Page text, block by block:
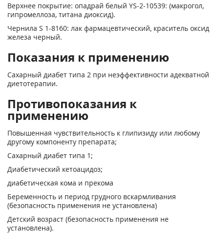
Верхнее покрытие: опадрай белый YS-2-10539: (макрогол,
гипромеллоза, титана диоксид).
Чернила S 1-8160: лак фармацевтический, краситель оксид
железа черный.
Показания к применению
Сахарный диабет типа 2 при неэффективности адекватной
диетотерапии.
Противопоказания к
применению
Повышенная чувствительность к глипизиду или любому
другому компоненту препарата;
Сахарный диабет типа 1;
Диабетический кетоацидоз;
диабетическая кома и прекома
Беременность и период грудного вскармливания
(безопасность применения не установлена)
Детский возраст (безопасность применения не
установлена).